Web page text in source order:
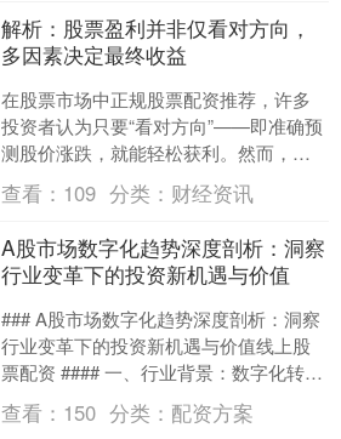
解析：股票盈利并非仅看对方向，
多因素决定最终收益
在股票市场中正规股票配资推荐，许多
投资者认为只要“看对方向”——即准确预
测股价涨跌，就能轻松获利。然而，现
实往往比这复杂得多。股票盈利并非仅
取决于方向判断，而是....
查看： 109 分类： 财经资讯
A股市场数字化趋势深度剖析：洞察
行业变革下的投资新机遇与价值
### A股市场数字化趋势深度剖析：洞察
行业变革下的投资新机遇与价值线上股
票配资 #### 一、行业背景：数字化转型
的全球浪潮与A股的必然选择 在全球范围
内，数....
查看： 150 分类： 配资方案
3900.35 +21.92 +0.57%
14110.12 -34.08 -0.24%